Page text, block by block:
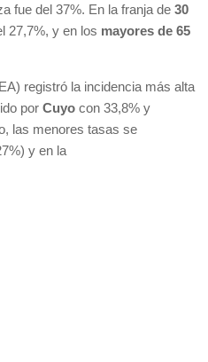
fue del 37%. En la franja de 30
27,7%, y en los mayores de 65
registró la incidencia más alta
por Cuyo con 33,8% y
las menores tasas se
y en la